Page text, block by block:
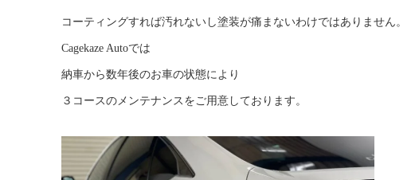
コーティングすれば汚れないし塗装が痛まないわけではありません。
Cagekaze Autoでは
納車から数年後のお車の状態により
３コースのメンテナンスをご用意しております。